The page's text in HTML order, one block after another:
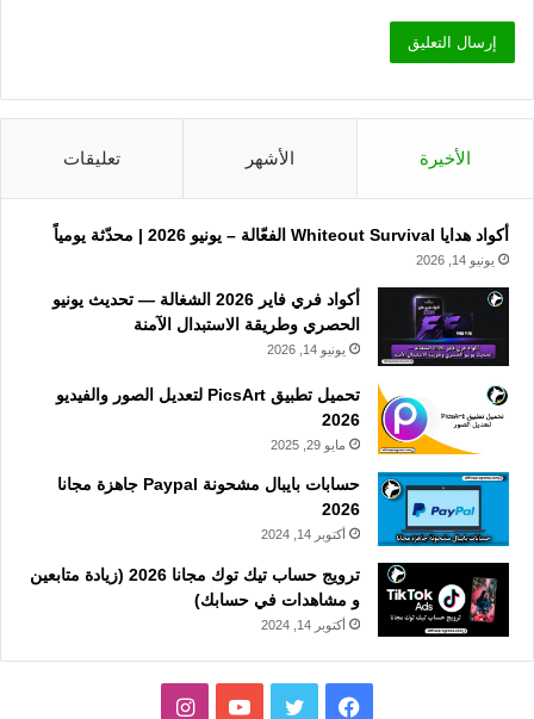
الأخيرة الأشهر تعليقات
أكواد هدايا Whiteout Survival الفعّالة – يونيو 2026 | محدّثة يومياً
يونيو 14, 2026
أكواد فري فاير 2026 الشغالة — تحديث يونيو
الحصري وطريقة الاستبدال الآمنة
يونيو 14, 2026
تحميل تطبيق PicsArt لتعديل الصور والفيديو
2026
مايو 29, 2025
حسابات بايبال مشحونة Paypal جاهزة مجانا
2026
أكتوبر 14, 2024
ترويج حساب تيك توك مجانا 2026 (زيادة متابعين
و مشاهدات في حسابك)
أكتوبر 14, 2024
فيسبوك تويتر يوتيوبانستقرام